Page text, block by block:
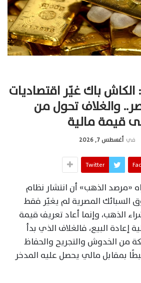
باك غيّر اقتصاديات
والغلاف تحول من
قيمة مالية
في أغسطس 7, 2026
Twitter
«مرصد الذهب» أن انتشار نظام
المصرية لم يغيّر فقط
الذهب، وإنما أعاد تعريف قيمة
البيع، فالغلاف الذي بدأ
من الخدوش والتجريح والحفاظ
بمقابل مالي يحصل عليه المدخر